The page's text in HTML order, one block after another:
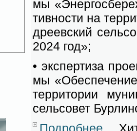
мы «
тив­но­сти на
дре­ев­ский
2024 год»;
• экс­пер­ти­за
мы «
тер­ри­то­рии
сель­со­вет
Подробнее...